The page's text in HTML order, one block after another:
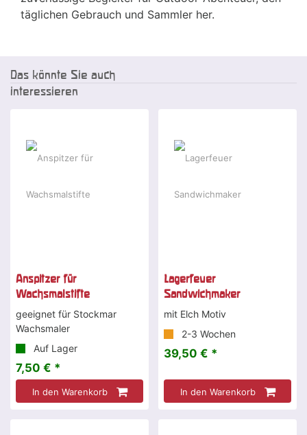
täglichen Gebrauch und Sammler her.
Das könnte Sie auch
interessieren
Anspitzer für
Wachsmalstifte
geeignet für Stockmar
Wachsmaler
Auf Lager
7,50 € *
In den Warenkorb
Lagerfeuer
Sandwichmaker
mit Elch Motiv
2-3 Wochen
39,50 € *
In den Warenkorb